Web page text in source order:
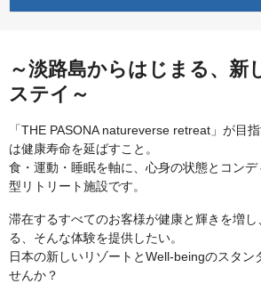
～淡路島からはじまる、新
ステイ～
「THE PASONA natureverse retreat」が目
は健康寿命を延ばすこと。
食・運動・睡眠を軸に、心身の状態とコン
型リトリート施設です。
滞在するすべてのお客様が健康と輝きを増
る、そんな体験を提供したい。
日本の新しいリゾートとWell-beingのスタン
せんか？